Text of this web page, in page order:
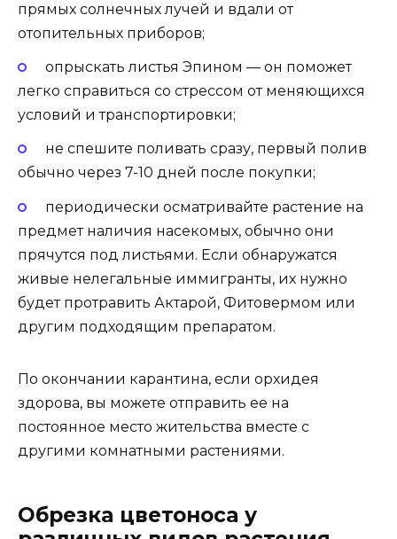
прямых солнечных лучей и вдали от
отопительных приборов;
опрыскать листья Эпином — он поможет
легко справиться со стрессом от меняющихся
условий и транспортировки;
не спешите поливать сразу, первый полив
обычно через 7-10 дней после покупки;
периодически осматривайте растение на
предмет наличия насекомых, обычно они
прячутся под листьями. Если обнаружатся
живые нелегальные иммигранты, их нужно
будет протравить Актарой, Фитовермом или
другим подходящим препаратом.
По окончании карантина, если орхидея
здорова, вы можете отправить ее на
постоянное место жительства вместе с
другими комнатными растениями.
Обрезка цветоноса у